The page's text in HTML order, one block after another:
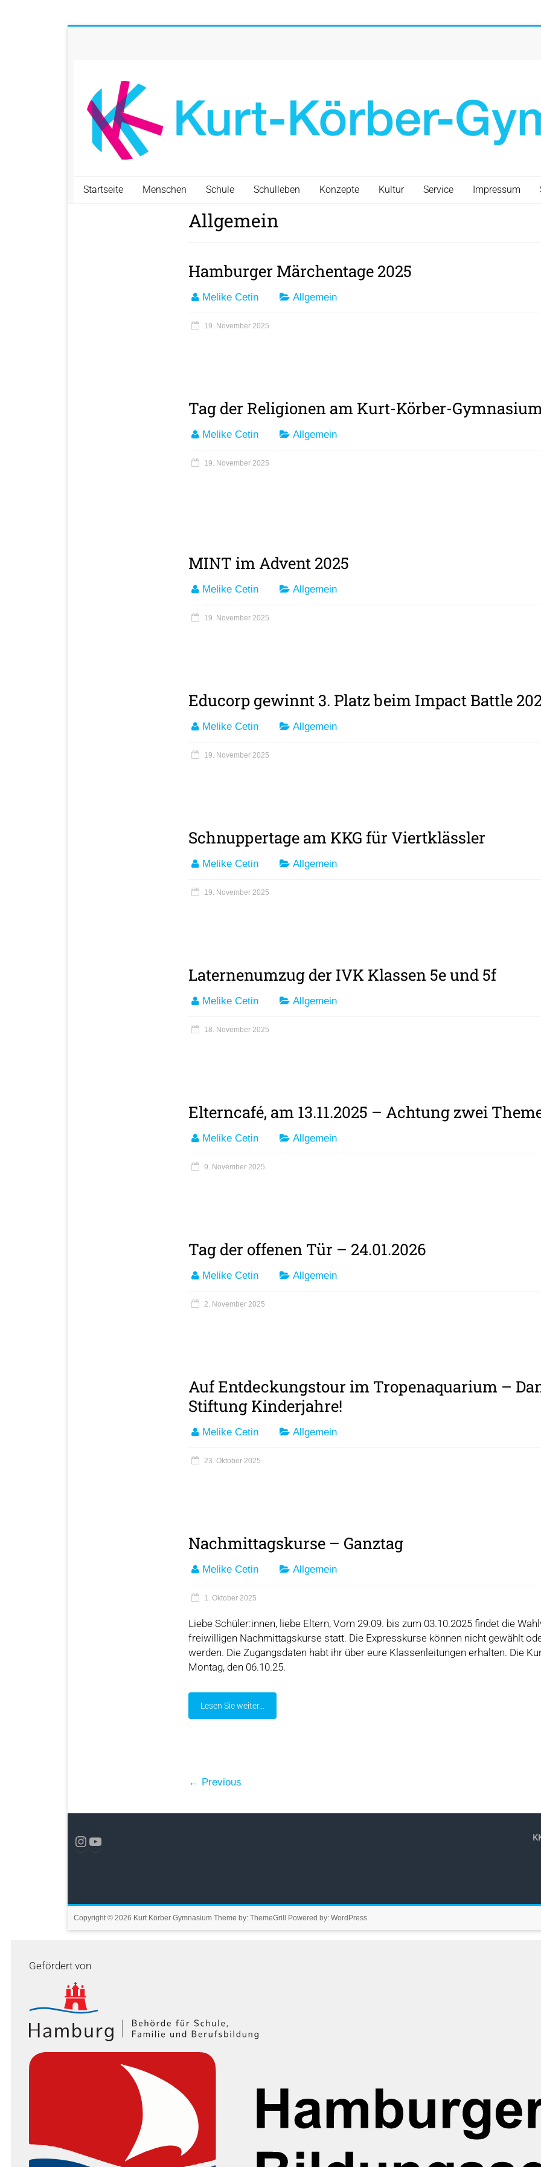
Startseite Menschen Schule Schulleben Konzepte Kultur Service Impressum
Allgemein
Hamburger Märchentage 2025
Melike Cetin Allgemein
19. November 2025
Tag der Religionen am Kurt-Körber-
Melike Cetin Allgemein
19. November 2025
MINT im Advent 2025
Melike Cetin Allgemein
19. November 2025
Educorp gewinnt 3. Platz beim Impact Battle
Melike Cetin Allgemein
19. November 2025
Schnuppertage am KKG für Viertklässler
Melike Cetin Allgemein
19. November 2025
Laternenumzug der IVK Klassen 5e und 5f
Melike Cetin Allgemein
18. November 2025
Elterncafé, am 13.11.2025 – Achtung zwei
Melike Cetin Allgemein
9. November 2025
Tag der offenen Tür – 24.01.2026
Melike Cetin Allgemein
2. November 2025
Auf Entdeckungstour im Tropenaquarium –
Stiftung Kinderjahre!
Melike Cetin Allgemein
23. Oktober 2025
Nachmittagskurse – Ganztag
Melike Cetin Allgemein
1. Oktober 2025
Liebe Schüler:innen, liebe Eltern, Vom 29.09. bis zum 03.10.2025 findet die
freiwilligen Nachmittagskurse statt. Die Expresskurse können nicht gewählt
werden. Die Zugangsdaten habt ihr über eure Klassenleitungen erhalten. Die
Montag, den 06.10.25.
Lesen Sie weiter…
← Previous
Copyright © 2026 Kurt Körber Gymnasium Theme by: ThemeGrill Powered by: WordPress
Gefördert von